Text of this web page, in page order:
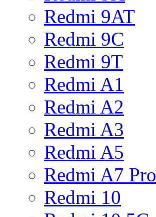
Redmi 9AT
Redmi 9C
Redmi 9T
Redmi A1
Redmi A2
Redmi A3
Redmi A5
Redmi A7 Pro
Redmi 10